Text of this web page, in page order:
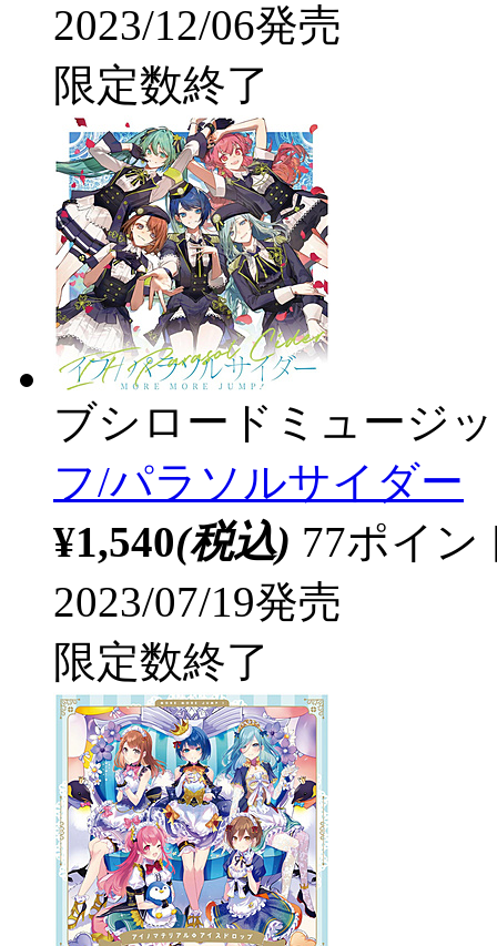
2023/12/06発売
限定数終了
ブシロードミュージ
フ/パラソルサイダー
¥1,540(税込) 77ポイ
2023/07/19発売
限定数終了